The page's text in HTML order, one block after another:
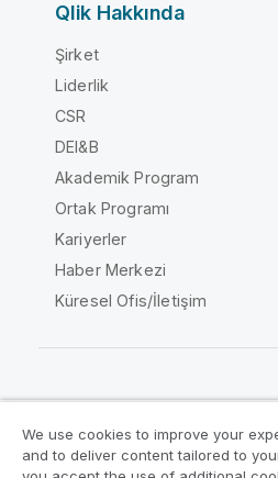
Qlik Hakkında
Şirket
Liderlik
CSR
DEI&B
Akademik Program
Ortak Programı
Kariyerler
Haber Merkezi
Küresel Ofis/İletişim
Yasal sözleşmeler Ürün
We use cookies to improve your
and to deliver content tailored to